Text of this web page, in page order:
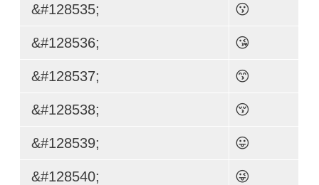
&#128535; 😗
&#128536; 😘
&#128537; 😙
&#128538; 😚
&#128539; 😛
&#128540; 😜